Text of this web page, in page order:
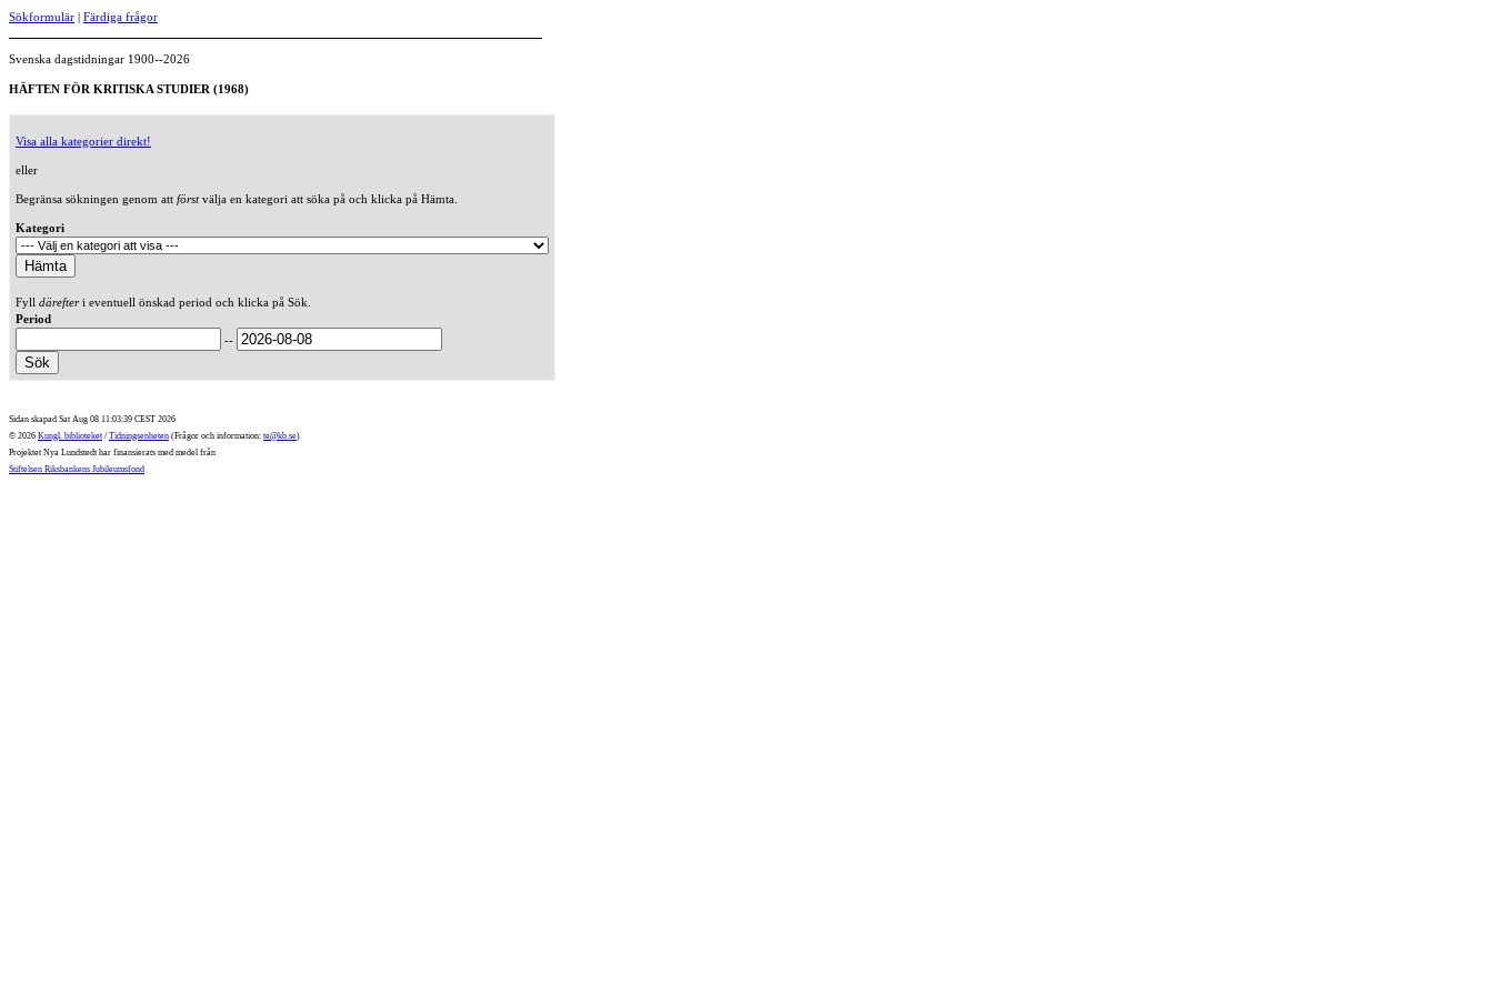
Sökformulär | Färdiga frågor
Svenska dagstidningar 1900--2026
HÄFTEN FÖR KRITISKA STUDIER (1968)
Visa alla kategorier direkt!
eller
Begränsa sökningen genom att förstvälja en kategori att söka på och klicka på Hämta.
Kategori
Fyll därefteri eventuell önskad period och klicka på Sök.
Period
--
Sidan skapad Sat Aug 08 11:03:39 CEST 2026
© 2026 Kungl. biblioteket / Tidningsenheten (Frågor och information: te@kb.se)
Projektet Nya Lundstedt har finansierats med medel från
Stiftelsen Riksbankens Jubileumsfond